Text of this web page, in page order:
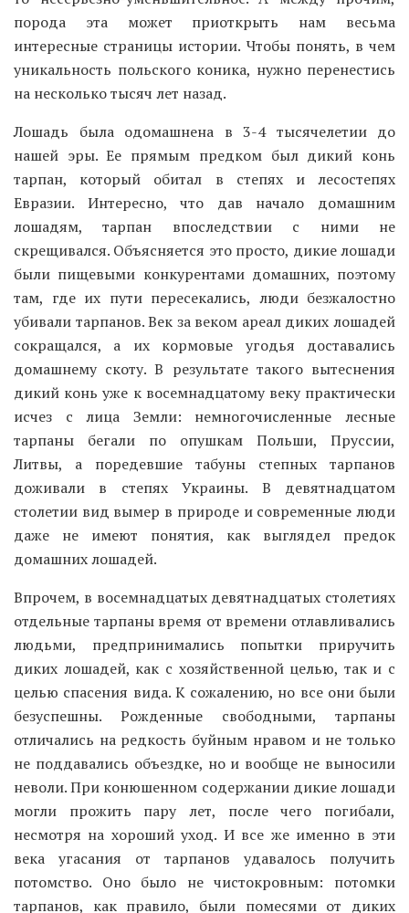
порода эта может приоткрыть нам весьма
интересные страницы истории. Чтобы понять, в чем
уникальность польского коника, нужно перенестись
на несколько тысяч лет назад.
Лошадь была одомашнена в 3-4 тысячелетии до
нашей эры. Ее прямым предком был дикий конь
тарпан, который обитал в степях и лесостепях
Евразии. Интересно, что дав начало домашним
лошадям, тарпан впоследствии с ними не
скрещивался. Объясняется это просто, дикие лошади
были пищевыми конкурентами домашних, поэтому
там, где их пути пересекались, люди безжалостно
убивали тарпанов. Век за веком ареал диких лошадей
сокращался, а их кормовые угодья доставались
домашнему скоту. В результате такого вытеснения
дикий конь уже к восемнадцатому веку практически
исчез с лица Земли: немногочисленные лесные
тарпаны бегали по опушкам Польши, Пруссии,
Литвы, а поредевшие табуны степных тарпанов
доживали в степях Украины. В девятнадцатом
столетии вид вымер в природе и современные люди
даже не имеют понятия, как выглядел предок
домашних лошадей.
Впрочем, в восемнадцатых девятнадцатых столетиях
отдельные тарпаны время от времени отлавливались
людьми, предпринимались попытки приручить
диких лошадей, как с хозяйственной целью, так и с
целью спасения вида. К сожалению, но все они были
безуспешны. Рожденные свободными, тарпаны
отличались на редкость буйным нравом и не только
не поддавались объездке, но и вообще не выносили
неволи. При конюшенном содержании дикие лошади
могли прожить пару лет, после чего погибали,
несмотря на хороший уход. И все же именно в эти
века угасания от тарпанов удавалось получить
потомство. Оно было не чистокровным: потомки
тарпанов, как правило, были помесями от диких